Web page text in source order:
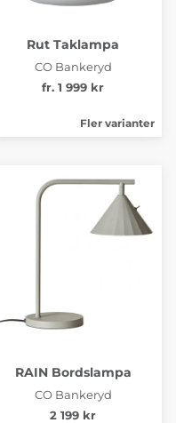
Rut Taklampa
CO Bankeryd
fr. 1 999 kr
Fler varianter
RAIN Bordslampa
CO Bankeryd
2 199 kr